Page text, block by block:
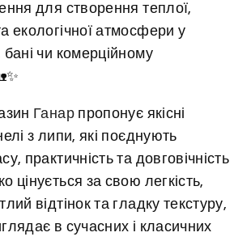
для створення теплої,
екологічної атмосфери у
чи комерційному
Ганарпропонує якісні
з липи, які поєднують
практичність та довговічність
цінується за свою легкість,
відтінок та гладку текстуру,
в сучасних і класичних